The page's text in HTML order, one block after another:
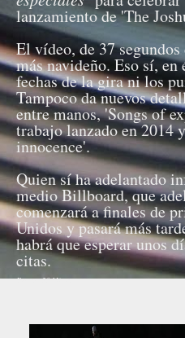
lanzamiento de 'The
El vídeo, de 37
más navideño. Eso sí,
fechas de la gira ni los
Tampoco da nuevos
entre manos, 'Songs of
trabajo lanzado en 2014
innocence'.
Quien sí ha adelantado
medio Billboard, que
comenzará a finales de
Unidos y pasará más
habrá que esperar unos
citas.
Fuente: 20 Minutos